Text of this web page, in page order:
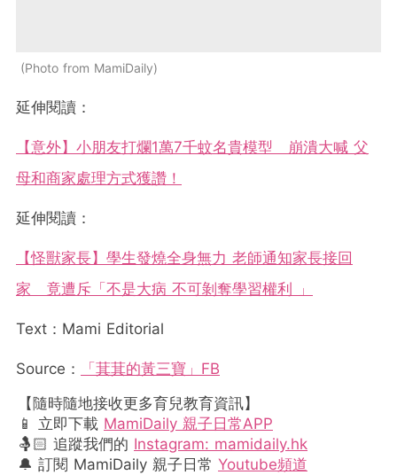
Photo from MamiDaily
延伸閱讀：
【意外】小朋友打爛1萬7千蚊名貴模型 崩潰大喊 父
母和商家處理方式獲讚！
延伸閱讀：
【怪獸家長】學生發燒全身無力 老師通知家長接回
家 竟遭斥「不是大病 不可剝奪學習權利 」
Text：Mami Editorial
Source：
「萁萁的黃三寶」FB
【隨時隨地接收更多育兒教育資訊】
📱 立即下載 MamiDaily 親子日常APP
🤱🏻 追蹤我們的 Instagram: mamidaily.hk
🔔 訂閱 MamiDaily 親子日常 Youtube頻道